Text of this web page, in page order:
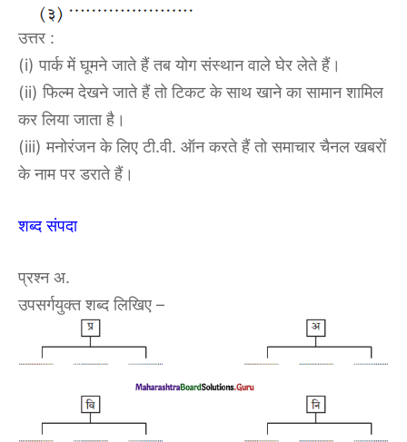
उत्तर :
(i) पार्क में घूमने जाते हैं तब योग संस्थान वाले घेर लेते हैं।
(ii) फिल्म देखने जाते हैं तो टिकट के साथ खाने का सामान शामिल
कर लिया जाता है।
(iii) मनोरंजन के लिए टी.वी. ऑन करते हैं तो समाचार चैनल खबरों
के नाम पर डराते हैं।
शब्द संपदा
प्रश्न अ.
उपसर्गयुक्त शब्द लिखिए –